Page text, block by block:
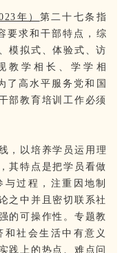
年） 第二十七条指
要求和干部特点，综
模拟式、体验式、访
教学相长、学学相
了高水平服务党和国
部教育培训工作必须
，以培养学员运用理
其特点是把学员看做
过程，注重因地制
之中并且密切联系社
的可操作性。专题教
社会生活中有意义
践上的热点、难点问